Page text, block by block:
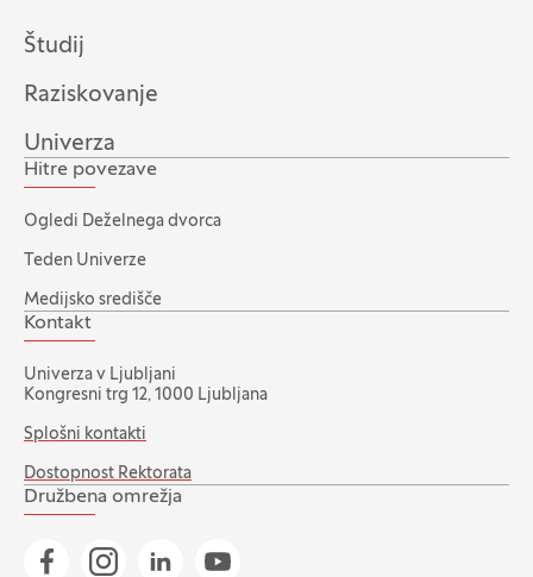
Študij
Raziskovanje
Univerza
Hitre povezave
Ogledi Deželnega dvorca
Teden Univerze
Medijsko središče
Kontakt
Univerza v Ljubljani
Kongresni trg 12, 1000 Ljubljana
Splošni kontakti
Dostopnost Rektorata
Družbena omrežja
Pojdi na našo Facebook stran
Pojdi na našo Instagram stran
Pojdi na Linkedin stran
Pojdi na YouTube stran